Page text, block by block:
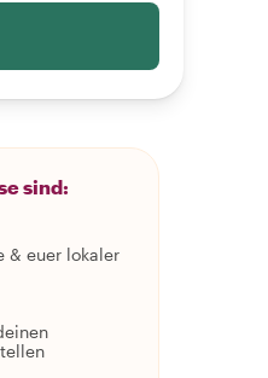
sind:
& euer lokaler